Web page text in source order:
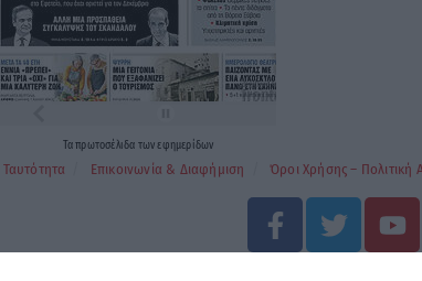
Ταπρωτοσέλιδα τωνεφημερίδων
Ταυτότητα Επικοινωνία & Διαφήμιση Όροι Χρήσης – Πολιτική